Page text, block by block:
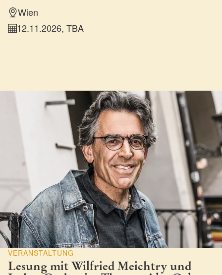
Wien
12.11.2026, TBA
VERANSTALTUNG
Lesung mit Wilfried Meichtry und